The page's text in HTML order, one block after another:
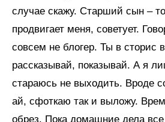
случае скажу. Старший сын –
продвигает меня, советует.
совсем не блогер. Ты в сторис
рассказывай, показывай. А я
стараюсь не выходить. Вроде
ай, сфоткаю так и выложу.
обрез. Пока домашние дела